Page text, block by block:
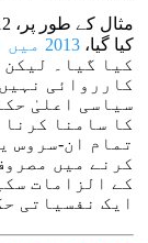
کیا گیا،2013 میں ایڈیس میٹا میں
کیا گیا۔ لیکن
کارروائی
سیاسی اعلیٰ
کا سامنا
تمام ان-سروس
کرنے میں
کے الزامات
ایک نفسیاتی